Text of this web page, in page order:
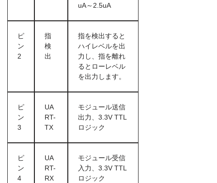
uA～2.5uA
ピ
ン
2
指
検
出
指を検出すると
ハイレベルを出
力し、指を離れ
るとローレベル
を出力します。
ピ
ン
3
UA
RT-
TX
モジュール送信
出力、3.3V TTL
ロジック
ピ
ン
4
UA
RT-
RX
モジュール受信
入力、3.3V TTL
ロジック